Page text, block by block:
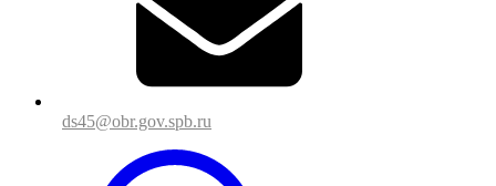
ds45@obr.gov.spb.ru